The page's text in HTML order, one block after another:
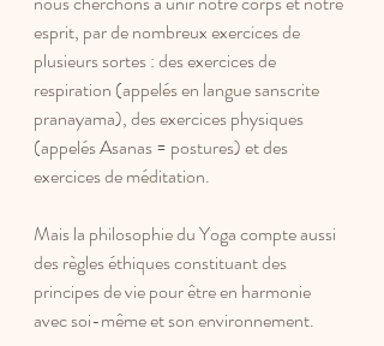
esprit, par de nombreux exercices de
plusieurs sortes : des exercices de
respiration (appelés en langue sanscrite
pranayama), des exercices physiques
(appelés Asanas = postures) et des
exercices de méditation.
Mais la philosophie du Yoga compte aussi
des règles éthiques constituant des
principes de vie pour être en harmonie
avec soi-même et son environnement.